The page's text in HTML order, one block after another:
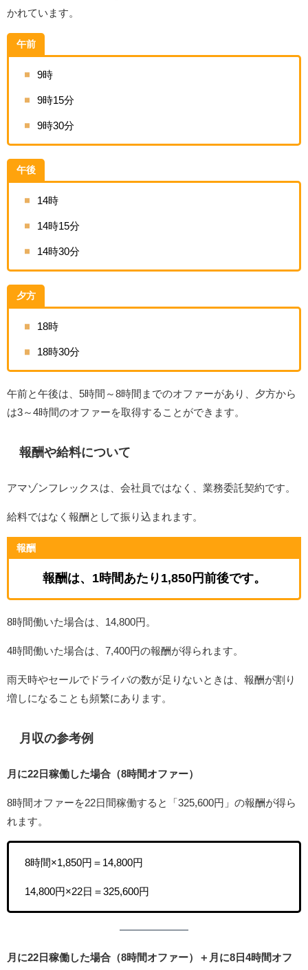
かれています。
午前
9時
9時15分
9時30分
午後
14時
14時15分
14時30分
夕方
18時
18時30分
午前と午後は、5時間～8時間までのオファーがあり、夕方から
は3～4時間のオファーを取得することができます。
報酬や給料について
アマゾンフレックスは、会社員ではなく、業務委託契約です。
給料ではなく報酬として振り込まれます。
報酬
報酬は、1時間あたり1,850円前後です。
8時間働いた場合は、14,800円。
4時間働いた場合は、7,400円の報酬が得られます。
雨天時やセールでドライバの数が足りないときは、報酬が割り
増しになることも頻繁にあります。
月収の参考例
月に22日稼働した場合（8時間オファー）
8時間オファーを22日間稼働すると「325,600円」の報酬が得ら
れます。
8時間×1,850円＝14,800円
14,800円×22日＝325,600円
月に22日稼働した場合（8時間オファー）＋月に8日4時間オフ